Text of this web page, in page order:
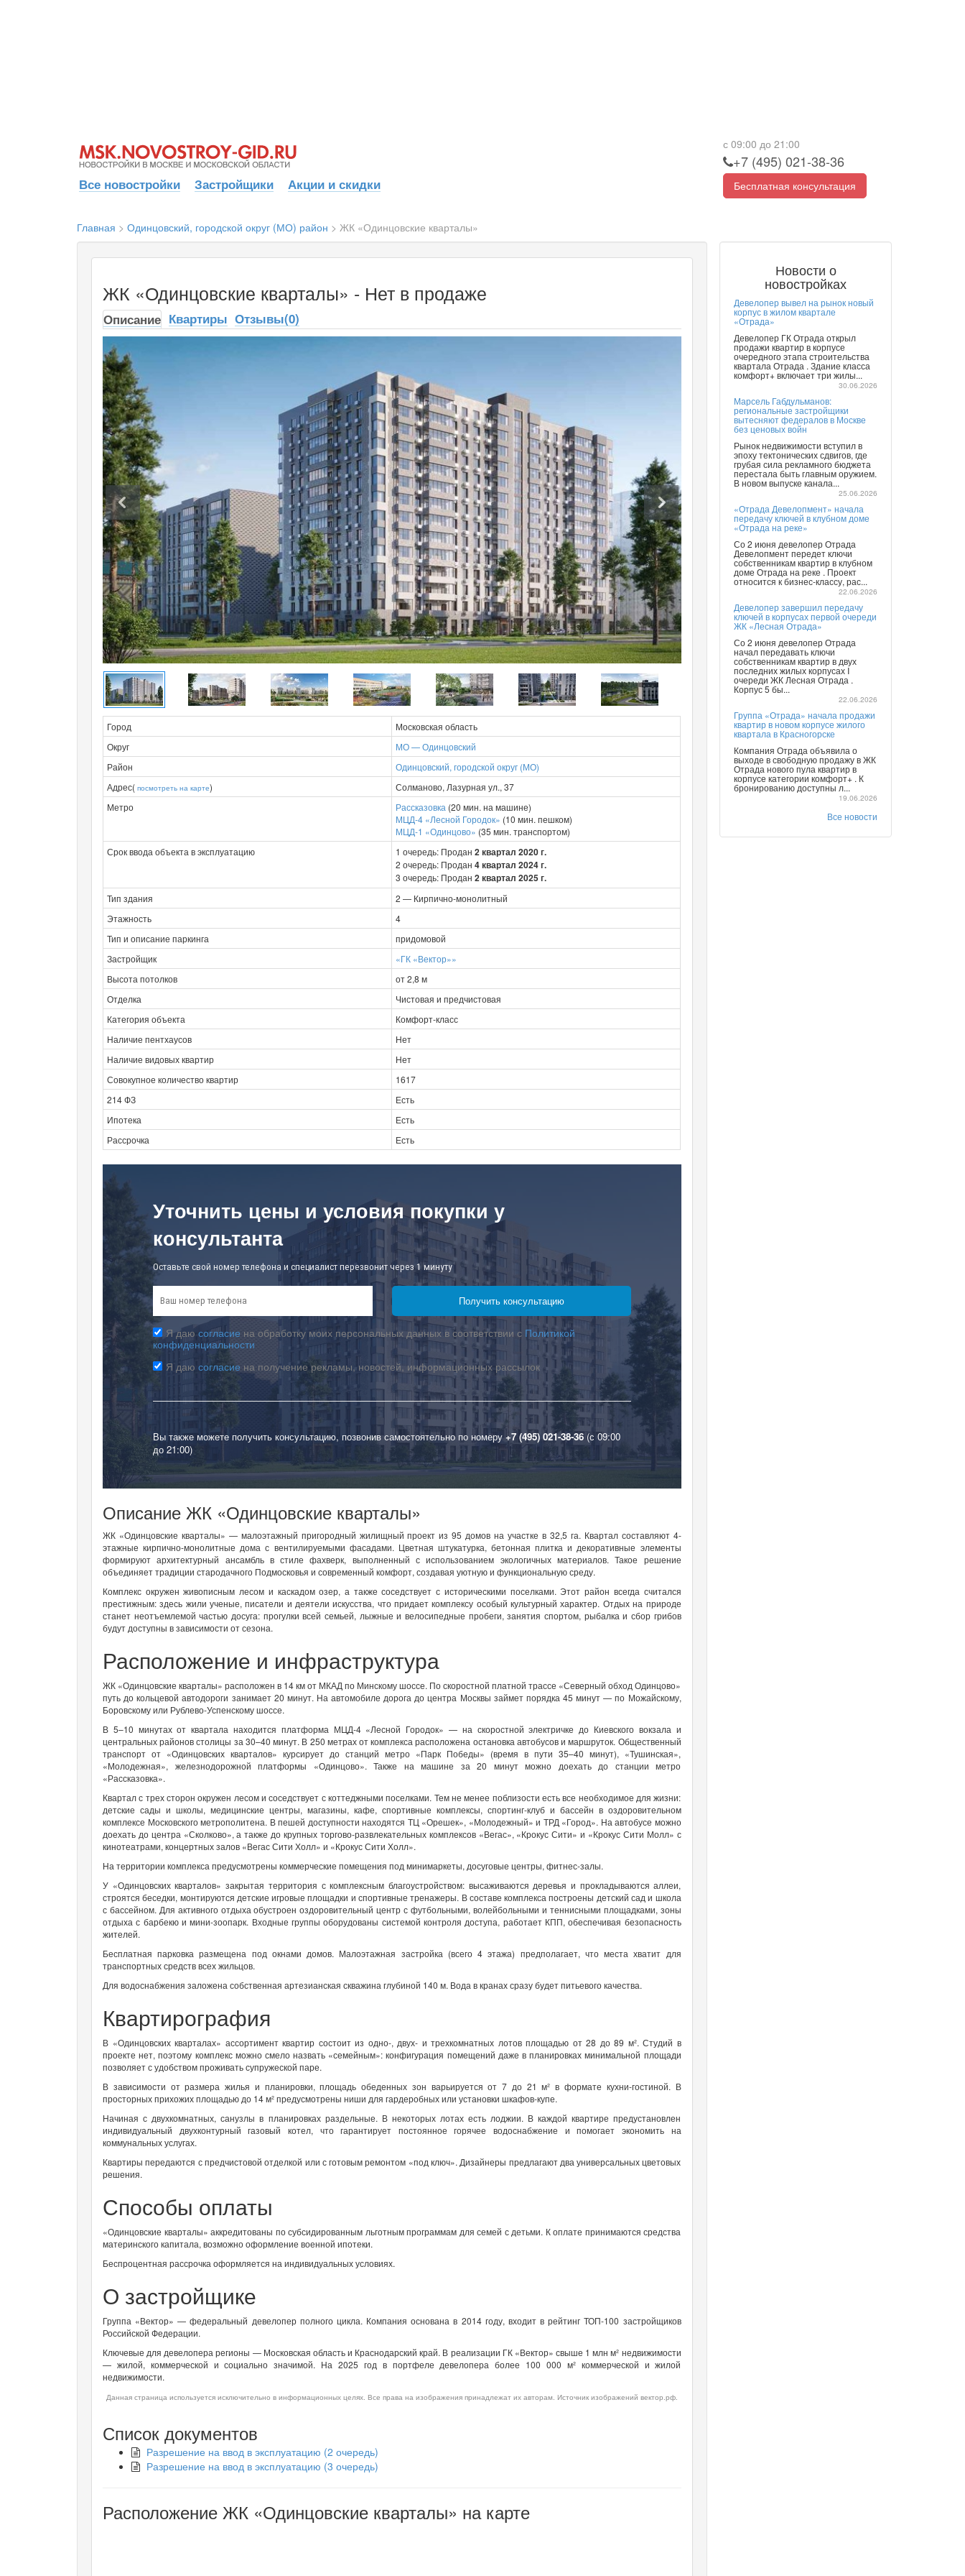
Все новостройки Застройщики Акции и скидки
с 09:00 до 21:00
+7 (495) 021-38-36
Бесплатная консультация
Главная > Одинцовский, городской округ (МО) район > ЖК «Одинцовские кварталы»
ЖК «Одинцовские кварталы» - Нет в продаже
Описание Квартиры Отзывы(0)
Город
Московская область
Округ
МО — Одинцовский
Район
Одинцовский, городской округ (МО)
Адрес( посмотреть на карте)
Солманово, Лазурная ул., 37
Метро
Рассказовка (20 мин. на машине)
МЦД-4 «Лесной Городок» (10 мин. пешком)
МЦД-1 «Одинцово» (35 мин. транспортом)
Срок ввода объекта в эксплуатацию
1 очередь: Продан 2 квартал 2020 г.
2 очередь: Продан 4 квартал 2024 г.
3 очередь: Продан 2 квартал 2025 г.
Тип здания
2 — Кирпично-монолитный
Этажность
4
Тип и описание паркинга
придомовой
Застройщик
«ГК «Вектор»»
Высота потолков
от 2,8 м
Отделка
Чистовая и предчистовая
Категория объекта
Комфорт-класс
Наличие пентхаусов
Нет
Наличие видовых квартир
Нет
Совокупное количество квартир
1617
214 ФЗ
Есть
Ипотека
Есть
Рассрочка
Есть
Уточнить цены и условия покупки у
консультанта
Оставьте свой номер телефона и специалист перезвонит через 1 минуту
Я даю согласие на обработку моих персональных данных в соответствии с Политикой
конфиденциальности
Я даю согласие на получение рекламы, новостей, информационных рассылок
Вы также можете получить консультацию, позвонив самостоятельно по номеру +7 (495) 021-38-36 (с 09:00
до 21:00)
Описание ЖК «Одинцовские кварталы»
ЖК «Одинцовские кварталы» — малоэтажный пригородный жилищный проект из 95 домов на участке в 32,5 га. Квартал составляют 4-
этажные кирпично-монолитные дома с вентилируемыми фасадами. Цветная штукатурка, бетонная плитка и декоративные элементы
формируют архитектурный ансамбль в стиле фахверк, выполненный с использованием экологичных материалов. Такое решение
объединяет традиции стародачного Подмосковья и современный комфорт, создавая уютную и функциональную среду.
Комплекс окружен живописным лесом и каскадом озер, а также соседствует с историческими поселками. Этот район всегда считался
престижным: здесь жили ученые, писатели и деятели искусства, что придает комплексу особый культурный характер. Отдых на природе
станет неотъемлемой частью досуга: прогулки всей семьей, лыжные и велосипедные пробеги, занятия спортом, рыбалка и сбор грибов
будут доступны в зависимости от сезона.
Расположение и инфраструктура
ЖК «Одинцовские кварталы» расположен в 14 км от МКАД по Минскому шоссе. По скоростной платной трассе «Северный обход Одинцово»
путь до кольцевой автодороги занимает 20 минут. На автомобиле дорога до центра Москвы займет порядка 45 минут — по Можайскому,
Боровскому или Рублево-Успенскому шоссе.
В 5–10 минутах от квартала находится платформа МЦД-4 «Лесной Городок» — на скоростной электричке до Киевского вокзала и
центральных районов столицы за 30–40 минут. В 250 метрах от комплекса расположена остановка автобусов и маршруток. Общественный
транспорт от «Одинцовских кварталов» курсирует до станций метро «Парк Победы» (время в пути 35–40 минут), «Тушинская»,
«Молодежная», железнодорожной платформы «Одинцово». Также на машине за 20 минут можно доехать до станции метро
«Рассказовка».
Квартал с трех сторон окружен лесом и соседствует с коттеджными поселками. Тем не менее поблизости есть все необходимое для жизни:
детские сады и школы, медицинские центры, магазины, кафе, спортивные комплексы, спортинг-клуб и бассейн в оздоровительном
комплексе Московского метрополитена. В пешей доступности находятся ТЦ «Орешек», «Молодежный» и ТРД «Город». На автобусе можно
доехать до центра «Сколково», а также до крупных торгово-развлекательных комплексов «Вегас», «Крокус Сити» и «Крокус Сити Молл» с
кинотеатрами, концертных залов «Вегас Сити Холл» и «Крокус Сити Холл».
На территории комплекса предусмотрены коммерческие помещения под минимаркеты, досуговые центры, фитнес-залы.
У «Одинцовских кварталов» закрытая территория с комплексным благоустройством: высаживаются деревья и прокладываются аллеи,
строятся беседки, монтируются детские игровые площадки и спортивные тренажеры. В составе комплекса построены детский сад и школа
с бассейном. Для активного отдыха обустроен оздоровительный центр с футбольными, волейбольными и теннисными площадками, зоны
отдыха с барбекю и мини-зоопарк. Входные группы оборудованы системой контроля доступа, работает КПП, обеспечивая безопасность
жителей.
Бесплатная парковка размещена под окнами домов. Малоэтажная застройка (всего 4 этажа) предполагает, что места хватит для
транспортных средств всех жильцов.
Для водоснабжения заложена собственная артезианская скважина глубиной 140 м. Вода в кранах сразу будет питьевого качества.
Квартирография
В «Одинцовских кварталах» ассортимент квартир состоит из одно-, двух- и трехкомнатных лотов площадью от 28 до 89 м². Студий в
проекте нет, поэтому комплекс можно смело назвать «семейным»: конфигурация помещений даже в планировках минимальной площади
позволяет с удобством проживать супружеской паре.
В зависимости от размера жилья и планировки, площадь обеденных зон варьируется от 7 до 21 м² в формате кухни-гостиной. В
просторных прихожих площадью до 14 м² предусмотрены ниши для гардеробных или установки шкафов-купе.
Начиная с двухкомнатных, санузлы в планировках раздельные. В некоторых лотах есть лоджии. В каждой квартире предустановлен
индивидуальный двухконтурный газовый котел, что гарантирует постоянное горячее водоснабжение и помогает экономить на
коммунальных услугах.
Квартиры передаются с предчистовой отделкой или с готовым ремонтом «под ключ». Дизайнеры предлагают два универсальных цветовых
решения.
Способы оплаты
«Одинцовские кварталы» аккредитованы по субсидированным льготным программам для семей с детьми. К оплате принимаются средства
материнского капитала, возможно оформление военной ипотеки.
Беспроцентная рассрочка оформляется на индивидуальных условиях.
О застройщике
Группа «Вектор» — федеральный девелопер полного цикла. Компания основана в 2014 году, входит в рейтинг ТОП-100 застройщиков
Российской Федерации.
Ключевые для девелопера регионы — Московская область и Краснодарский край. В реализации ГК «Вектор» свыше 1 млн м² недвижимости
— жилой, коммерческой и социально значимой. На 2025 год в портфеле девелопера более 100 000 м² коммерческой и жилой
недвижимости.
Данная страница используется исключительно в информационных целях. Все права на изображения принадлежат их авторам. Источник изображений вектор.рф.
Список документов
Разрешение на ввод в эксплуатацию (2 очередь)
Разрешение на ввод в эксплуатацию (3 очередь)
Расположение ЖК «Одинцовские кварталы» на карте
Новости о
новостройках
Девелопер вывел на рынок новый
корпус в жилом квартале
«Отрада»
Девелопер ГК Отрада открыл
продажи квартир в корпусе
очередного этапа строительства
квартала Отрада . Здание класса
комфорт+ включает три жилы...
30.06.2026
Марсель Габдульманов:
региональные застройщики
вытесняют федералов в Москве
без ценовых войн
Рынок недвижимости вступил в
эпоху тектонических сдвигов, где
грубая сила рекламного бюджета
перестала быть главным оружием.
В новом выпуске канала...
25.06.2026
«Отрада Девелопмент» начала
передачу ключей в клубном доме
«Отрада на реке»
Со 2 июня девелопер Отрада
Девелопмент передет ключи
собственникам квартир в клубном
доме Отрада на реке . Проект
относится к бизнес-классу, рас...
22.06.2026
Девелопер завершил передачу
ключей в корпусах первой очереди
ЖК «Лесная Отрада»
Со 2 июня девелопер Отрада
начал передавать ключи
собственникам квартир в двух
последних жилых корпусах I
очереди ЖК Лесная Отрада .
Корпус 5 бы...
22.06.2026
Группа «Отрада» начала продажи
квартир в новом корпусе жилого
квартала в Красногорске
Компания Отрада объявила о
выходе в свободную продажу в ЖК
Отрада нового пула квартир в
корпусе категории комфорт+ . К
бронированию доступны л...
19.06.2026
Все новости